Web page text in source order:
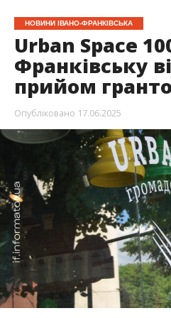
НОВИНИ ІВАНО-ФРАНКІВСЬКА
Urban Space
Франківську
прийом
Опубліковано 17.06.2025